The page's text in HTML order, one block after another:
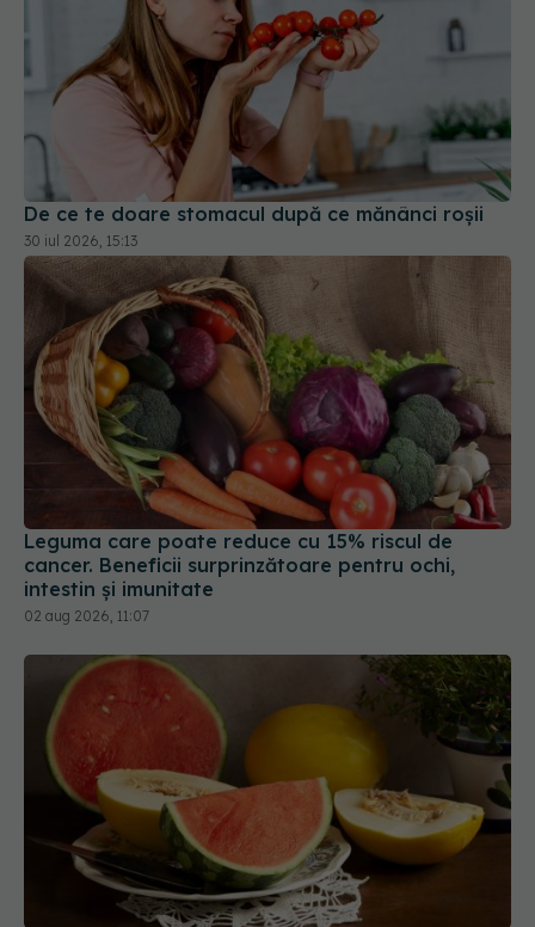
De ce te doare stomacul după ce mănânci roșii
30 iul 2026, 15:13
Leguma care poate reduce cu 15% riscul de
cancer. Beneficii surprinzătoare pentru ochi,
intestin și imunitate
02 aug 2026, 11:07